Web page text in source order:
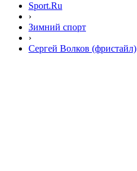
Sport.Ru
›
Зимний спорт
›
Сергей Волков (фристайл)